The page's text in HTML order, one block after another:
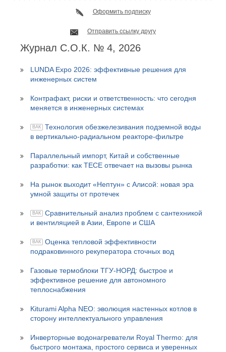
Оформить подписку
Отправить ссылку другу
Журнал С.О.К. № 4, 2026
LUNDA Expo 2026: эффективные решения для
инженерных систем
Контрафакт, риски и ответственность: что сегодня
меняется в инженерных системах
ВАК
Технология обезжелезивания подземной воды
в вертикально-радиальном реакторе-фильтре
Параллельный импорт, Китай и собственные
разработки: как TECE отвечает на вызовы рынка
На рынок выходит «Нептун» с Алисой: новая эра
умной защиты от протечек
ВАК
Сравнительный анализ проблем с сантехникой
и вентиляцией в Азии, Европе и США
ВАК
Оценка тепловой эффективности
подраковинного рекуператора сточных вод
Газовые термоблоки ТГУ‑НОРД: быстрое и
эффективное решение для автономного
теплоснабжения
Kiturami Alpha NEO: эволюция настенных котлов в
сторону интеллектуального управления
Инверторные водонагреватели Royal Thermo: для
быстрого монтажа, простого сервиса и уверенных